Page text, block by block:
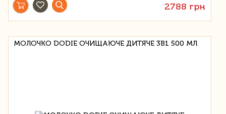
2788 грн
МОЛОЧКО DODIE ОЧИЩАЮЧЕ ДИТЯЧЕ 3В1 500 МЛ